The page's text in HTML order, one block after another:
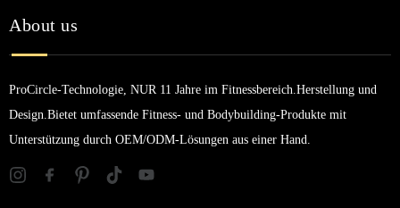
About us
ProCircle-Technologie, NUR 11 Jahre im Fitnessbereich.Herstellung und
Design.Bietet umfassende Fitness- und Bodybuilding-Produkte mit
Unterstützung durch OEM/ODM-Lösungen aus einer Hand.